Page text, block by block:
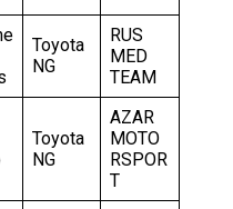
Toyota
NG
RUS
MED
TEAM
Toyota
NG
AZAR
MOTO
RSPOR
T